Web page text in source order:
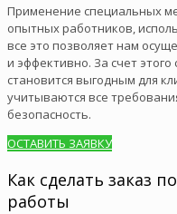
Применение специальных
опытных работников,
все это позволяет нам
и эффективно. За счет
становится выгодным для
учитываются все
безопасность.
ОСТАВИТЬ ЗАЯВКУ
Как сделать заказ
работы